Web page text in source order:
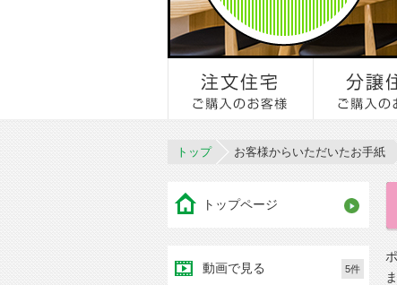
トップ お客様からいただいたお手紙
トップページ
動画で見る 5件